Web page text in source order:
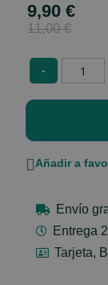
Special
Price
9,90 €
11,00 €
-
Añadir a
Envío
Entrega
Tarjeta,